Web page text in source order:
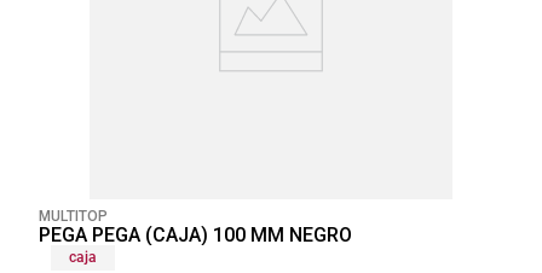
MULTITOP
PEGA PEGA (CAJA) 100 MM NEGRO
caja